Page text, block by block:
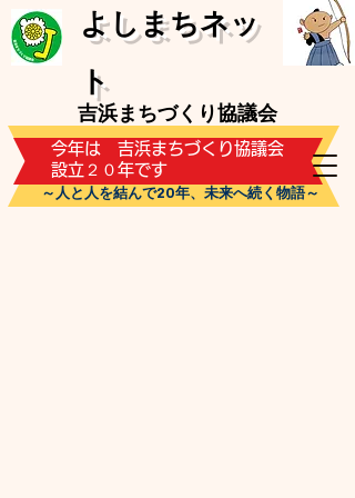
吉浜まちづくり協議会
​よしまちネッ
ト
​今年は 吉浜まちづくり協議会
設立２０年です
～人と人を結んで20年、未来へ続く物語～